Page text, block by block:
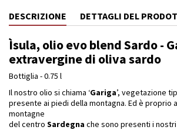
DESCRIZIONE DETTAGLI DEL
Ìsula, olio evo blend Sardo -
extravergine di oliva sardo
Bottiglia - 0.75 l
Il nostro olio si chiama ‘Gariga’, vegetazione
presente ai piedi della montagna. Ed è proprio
montagne
del centro Sardegna che sono presenti i